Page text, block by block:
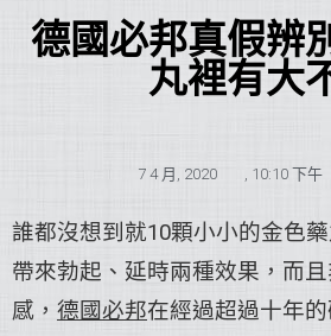
德國必邦真假辨
丸裡有大
7 4 月, 2020 , 10:10 下午
誰都沒想到就10顆小小的金色
帶來勃起、延時兩種效果，而
感， 德國必邦在經過超過十年